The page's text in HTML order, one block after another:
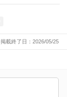
掲載終了日：2026/05/25